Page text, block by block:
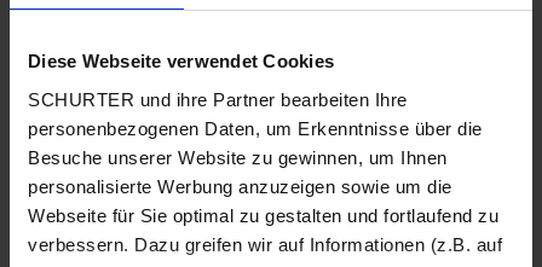
Diese Webseite verwendet Cookies
SCHURTER und ihre Partner bearbeiten Ihre
personenbezogenen Daten, um Erkenntnisse über die
Besuche unserer Website zu gewinnen, um Ihnen
personalisierte Werbung anzuzeigen sowie um die
Webseite für Sie optimal zu gestalten und fortlaufend zu
verbessern. Dazu greifen wir auf Informationen (z.B. auf
Land*
Postleitzahl